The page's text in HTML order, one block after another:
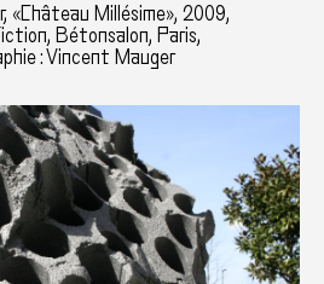
«Château Millésime», 2009,
Bétonsalon, Paris,
: Vincent Mauger